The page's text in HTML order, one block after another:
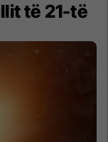
të 21-të